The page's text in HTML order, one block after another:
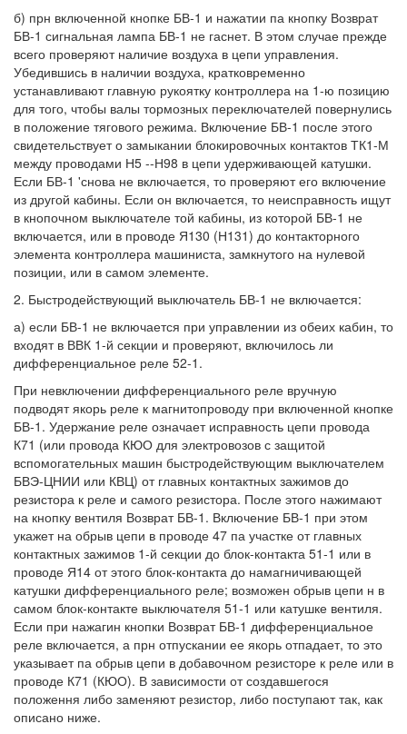
б) прн включенной кнопке БВ-1 и нажатии па кнопку Возврат
БВ-1 сигнальная лампа БВ-1 не гаснет. В этом случае прежде
всего проверяют наличие воздуха в цепи управления.
Убедившись в наличии воздуха, кратковременно
устанавливают главную рукоятку контроллера на 1-ю позицию
для того, чтобы валы тормозных переключателей повернулись
в положение тягового режима. Включение БВ-1 после этого
свидетельствует о замыкании блокировочных контактов ТК1-М
между проводами Н5 --Н98 в цепи удерживающей катушки.
Если БВ-1 'снова не включается, то проверяют его включение
из другой кабины. Если он включается, то неисправность ищут
в кнопочном выключателе той кабины, из которой БВ-1 не
включается, или в проводе Я130 (Н131) до контакторного
элемента контроллера машиниста, замкнутого на нулевой
позиции, или в самом элементе.
2. Быстродействующий выключатель БВ-1 не включается:
а) если БВ-1 не включается при управлении из обеих кабин, то
входят в ВВК 1-й секции и проверяют, включилось ли
дифференциальное реле 52-1.
При невключении дифференциального реле вручную
подводят якорь реле к магнитопроводу при включенной кнопке
БВ-1. Удержание реле означает исправность цепи провода
К71 (или провода КЮО для электровозов с защитой
вспомогательных машин быстродействующим выключателем
БВЭ-ЦНИИ или КВЦ) от главных контактных зажимов до
резистора к реле и самого резистора. После этого нажимают
на кнопку вентиля Возврат БВ-1. Включение БВ-1 при этом
укажет на обрыв цепи в проводе 47 па участке от главных
контактных зажимов 1-й секции до блок-контакта 51-1 или в
проводе Я14 от этого блок-контакта до намагничивающей
катушки дифференциального реле; возможен обрыв цепи н в
самом блок-контакте выключателя 51-1 или катушке вентиля.
Если при нажагин кнопки Возврат БВ-1 дифференциальное
реле включается, а прн отпускании ее якорь отпадает, то это
указывает па обрыв цепи в добавочном резисторе к реле или в
проводе К71 (КЮО). В зависимости от создавшегося
положення либо заменяют резистор, либо поступают так, как
описано ниже.